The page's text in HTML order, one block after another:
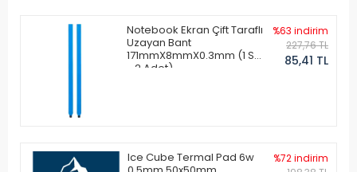
Notebook Ekran Çift Taraflı
Uzayan Bant
171mmX8mmX0.3mm (1 Set
- 2 Adet)
%63 indirim
227,76 TL
85,41 TL
Ice Cube Termal Pad 6w
%72 indirim